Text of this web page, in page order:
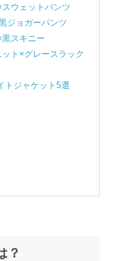
ウェットパンツ
ジョガーパンツ
スキニー
ト×グレースラック
トジャケット5選
？